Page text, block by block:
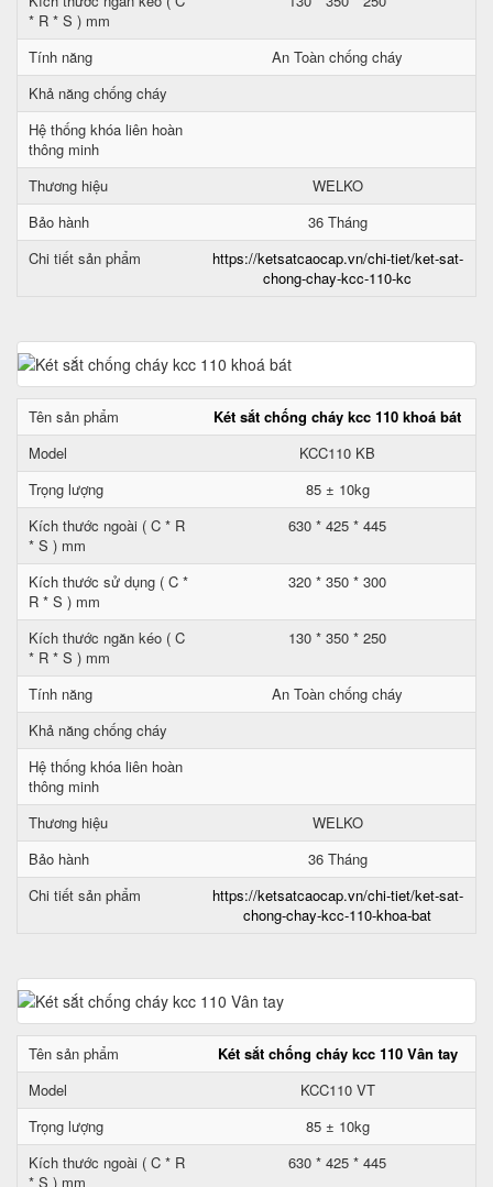
* R * S ) mm
Tính năng
An Toàn chống cháy
Khả năng chống cháy
Hệ thống khóa liên hoàn
thông minh
Thương hiệu
WELKO
Bảo hành
36 Tháng
Chi tiết sản phẩm
https://ketsatcaocap.vn/chi-tiet/ket-sat-
chong-chay-kcc-110-kc
Tên sản phẩm
Két sắt chống cháy kcc 110 khoá bát
Model
KCC110 KB
Trọng lượng
85 ± 10kg
Kích thước ngoài ( C * R
* S ) mm
630 * 425 * 445
Kích thước sử dụng ( C *
R * S ) mm
320 * 350 * 300
Kích thước ngăn kéo ( C
* R * S ) mm
130 * 350 * 250
Tính năng
An Toàn chống cháy
Khả năng chống cháy
Hệ thống khóa liên hoàn
thông minh
Thương hiệu
WELKO
Bảo hành
36 Tháng
Chi tiết sản phẩm
https://ketsatcaocap.vn/chi-tiet/ket-sat-
chong-chay-kcc-110-khoa-bat
Tên sản phẩm
Két sắt chống cháy kcc 110 Vân tay
Model
KCC110 VT
Trọng lượng
85 ± 10kg
Kích thước ngoài ( C * R
* S ) mm
630 * 425 * 445